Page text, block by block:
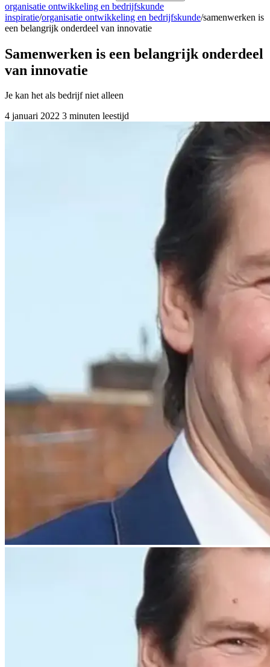
organisatie ontwikkeling en bedrijfskunde
inspiratie/organisatie ontwikkeling en bedrijfskunde/samenwerken is
een belangrijk onderdeel van innovatie
Samenwerken is een belangrijk onderdeel
van innovatie
Je kan het als bedrijf niet alleen
4 januari 2022 3 minuten leestijd